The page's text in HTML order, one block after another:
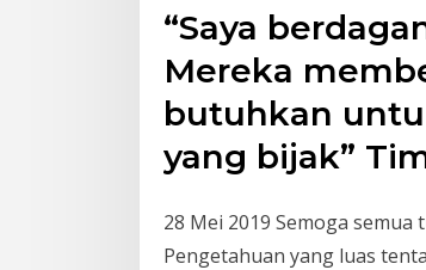
“Saya
Mereka
butuhkan
yang bijak”
28 Mei 2019 Semoga
Pengetahuan yang luas